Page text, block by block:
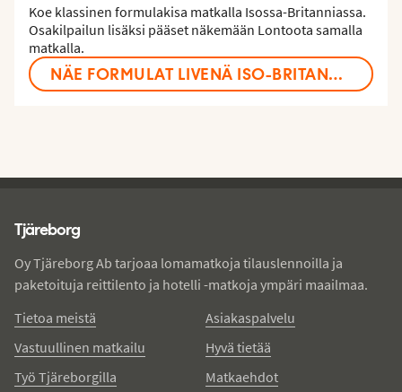
Koe klassinen formulakisa matkalla Isossa-Britanniassa.
Osakilpailun lisäksi pääset näkemään Lontoota samalla
matkalla.
NÄE FORMULAT LIVENÄ ISO-BRITANNIASSA
Tjäreborg
Oy Tjäreborg Ab tarjoaa lomamatkoja tilauslennoilla ja
paketoituja reittilento ja hotelli -matkoja ympäri maailmaa.
Tietoa meistä
Vastuullinen matkailu
Työ Tjäreborgilla
Asiakaspalvelu
Hyvä tietää
Matkaehdot